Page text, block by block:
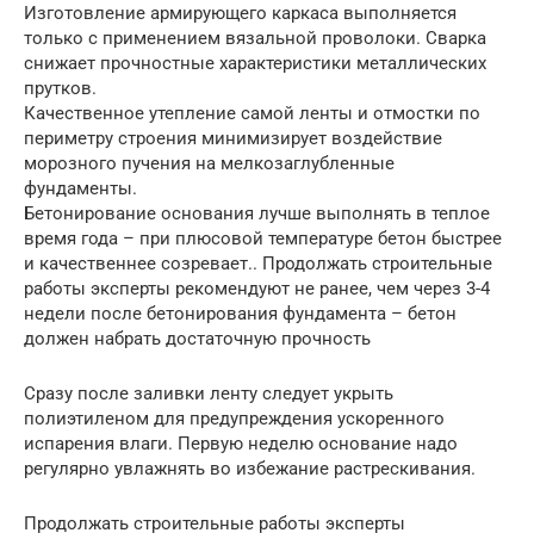
Изготовление армирующего каркаса выполняется
только с применением вязальной проволоки. Сварка
снижает прочностные характеристики металлических
прутков.
Качественное утепление самой ленты и отмостки по
периметру строения минимизирует воздействие
морозного пучения на мелкозаглубленные
фундаменты.
Бетонирование основания лучше выполнять в теплое
время года – при плюсовой температуре бетон быстрее
и качественнее созревает.. Продолжать строительные
работы эксперты рекомендуют не ранее, чем через 3-4
недели после бетонирования фундамента – бетон
должен набрать достаточную прочность
Сразу после заливки ленту следует укрыть
полиэтиленом для предупреждения ускоренного
испарения влаги. Первую неделю основание надо
регулярно увлажнять во избежание растрескивания.
Продолжать строительные работы эксперты